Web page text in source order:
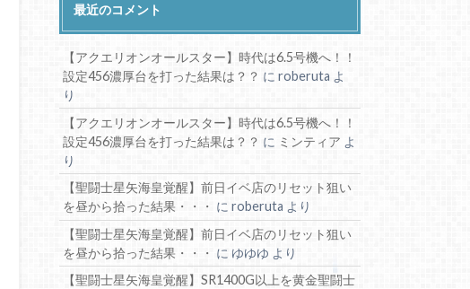
最近のコメント
【アクエリオンオールスター】時代は6.5号機へ！！
設定456濃厚台を打った結果は？？ にroberuta よ
り
【アクエリオンオールスター】時代は6.5号機へ！！
設定456濃厚台を打った結果は？？ に ミンティア よ
り
【聖闘士星矢海皇覚醒】前日イベ店のリセット狙い
を昼から拾った結果・・・ にroberuta より
【聖闘士星矢海皇覚醒】前日イベ店のリセット狙い
を昼から拾った結果・・・ に ゆゆゆ より
【聖闘士星矢海皇覚醒】SR1400G以上を黄金聖闘士